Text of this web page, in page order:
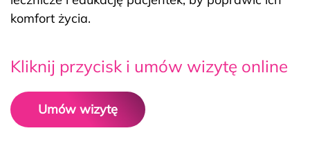
komfort życia.
Kliknij przycisk i umów wizytę online
Umów wizytę